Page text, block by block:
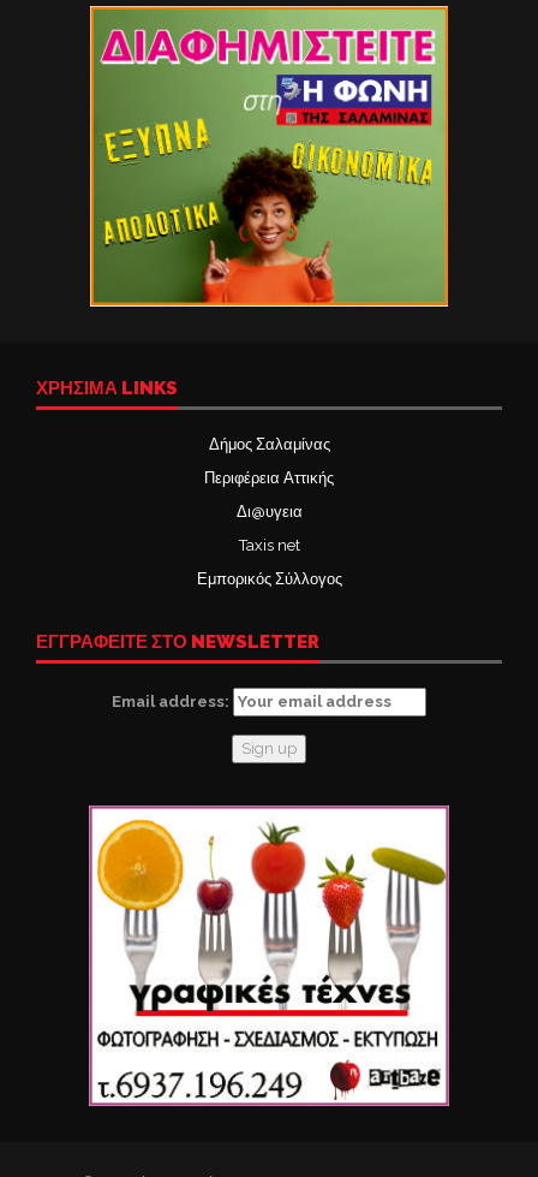
ΧΡΉΣΙΜΑ LINKS
Δήμος Σαλαμίνας
Περιφέρεια Αττικής
Δι@υγεια
Taxis net
Εμπορικός Σύλλογος
ΕΓΓΡΑΦΕΙΤΕ ΣΤΟ NEWSLETTER
Email address: